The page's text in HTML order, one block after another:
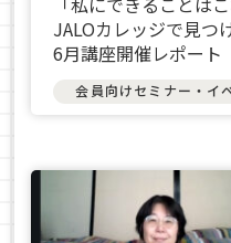
JALOカレッジで見つ
6月講座開催レポート
会員向けセミナー・イ